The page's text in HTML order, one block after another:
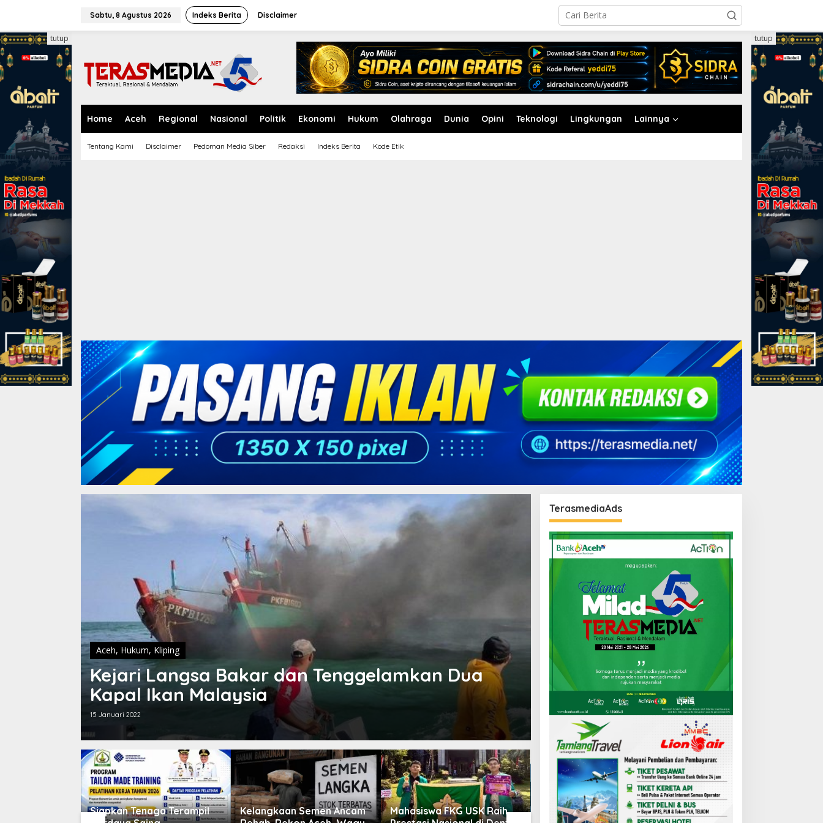
a
t
i
k
e
Sabtu, 8 Agustus 2026 Indeks Berita Disclaimer
Home Aceh Regional Nasional Politik Ekonomi Hukum Olahraga Dunia Opini Teknologi Lingkungan Lainnya
Tentang Kami Disclaimer Pedoman Media Siber Redaksi Indeks Berita Kode Etik
tutup tutup
Aceh, Hukum, Kliping
Kejari Langsa Bakar dan Tenggelamkan Dua
Kapal Ikan Malaysia
15 Januari 2022
Siapkan Tenaga Terampil
Kelangkaan Semen Ancam
Mahasiswa FKG USK Raih
Katanya Bebas Riba, Tapi
Cuaca Ekstrem, Pohon
TerasmediaAds